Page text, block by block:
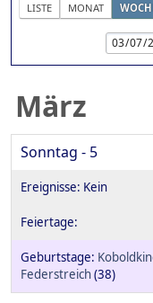
LISTE MONAT
März
Sonntag - 5
Federstreich(38)